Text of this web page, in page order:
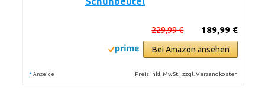
189,99 €
229,99 €
Bei Amazon ansehen
* Anzeige Preis inkl. MwSt., zzgl. Versandkosten